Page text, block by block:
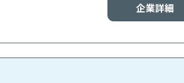
企業詳細